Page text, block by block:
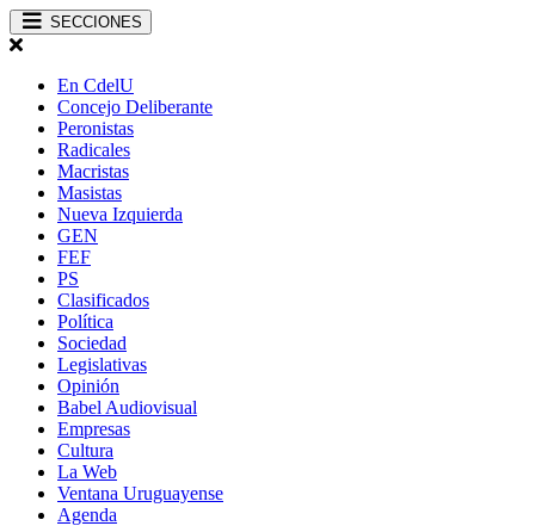
SECCIONES
En CdelU
Concejo Deliberante
Peronistas
Radicales
Macristas
Masistas
Nueva Izquierda
GEN
FEF
PS
Clasificados
Política
Sociedad
Legislativas
Opinión
Babel Audiovisual
Empresas
Cultura
La Web
Ventana Uruguayense
Agenda